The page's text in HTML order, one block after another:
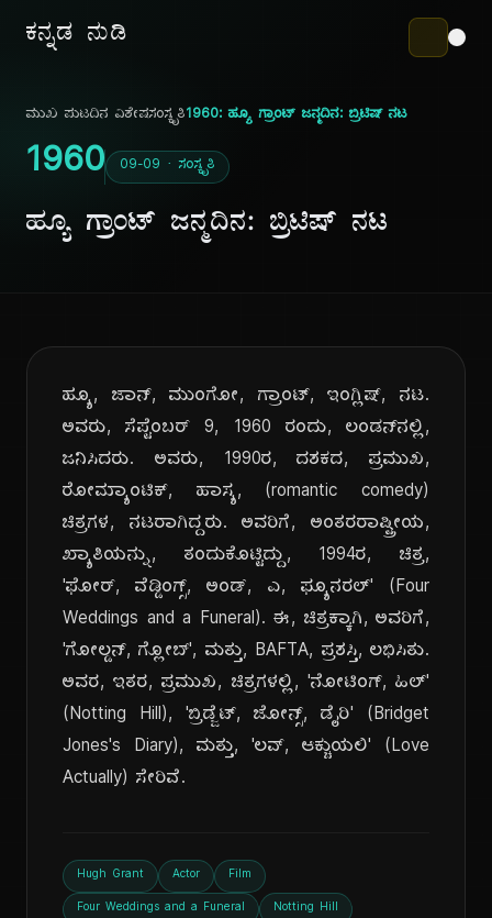
ಕನ್ನಡ ನುಡಿ
ಮುಖ ಪುಟದಿನ ವಿಶೇಷಸಂಸ್ಕೃತಿ1960: ಹ್ಯೂ ಗ್ರಾಂಟ್ ಜನ್ಮದಿನ: ಬ್ರಿಟಿಷ್ ನಟ
1960 09-09 · ಸಂಸ್ಕೃತಿ
ಹ್ಯೂ ಗ್ರಾಂಟ್ ಜನ್ಮದಿನ: ಬ್ರಿಟಿಷ್ ನಟ
ಹ್ಯೂ, ಜಾನ್, ಮುಂಗೋ, ಗ್ರಾಂಟ್, ಇಂಗ್ಲಿಷ್, ನಟ.
ಅವರು, ಸೆಪ್ಟೆಂಬರ್ 9, 1960 ರಂದು, ಲಂಡನ್‌ನಲ್ಲಿ,
ಜನಿಸಿದರು. ಅವರು, 1990ರ, ದಶಕದ, ಪ್ರಮುಖ,
ರೋಮ್ಯಾಂಟಿಕ್, ಹಾಸ್ಯ, (romantic comedy)
ಚಿತ್ರಗಳ, ನಟರಾಗಿದ್ದರು. ಅವರಿಗೆ, ಅಂತರರಾಷ್ಟ್ರೀಯ,
ಖ್ಯಾತಿಯನ್ನು, ತಂದುಕೊಟ್ಟಿದ್ದು, 1994ರ, ಚಿತ್ರ,
'ಫೋರ್, ವೆಡ್ಡಿಂಗ್ಸ್, ಅಂಡ್, ಎ, ಫ್ಯೂನರಲ್' (Four
Weddings and a Funeral). ಈ, ಚಿತ್ರಕ್ಕಾಗಿ, ಅವರಿಗೆ,
'ಗೋಲ್ಡನ್, ಗ್ಲೋಬ್', ಮತ್ತು, BAFTA, ಪ್ರಶಸ್ತಿ, ಲಭಿಸಿತು.
ಅವರ, ಇತರ, ಪ್ರಮುಖ, ಚಿತ್ರಗಳಲ್ಲಿ, 'ನೋಟಿಂಗ್, ಹಿಲ್'
(Notting Hill), 'ಬ್ರಿಡ್ಜೆಟ್, ಜೋನ್ಸ್, ಡೈರಿ' (Bridget
Jones's Diary), ಮತ್ತು, 'ಲವ್, ಆಕ್ಚುಯಲಿ' (Love
Actually) ಸೇರಿವೆ.
Hugh Grant Actor Film
Four Weddings and a Funeral Notting Hill